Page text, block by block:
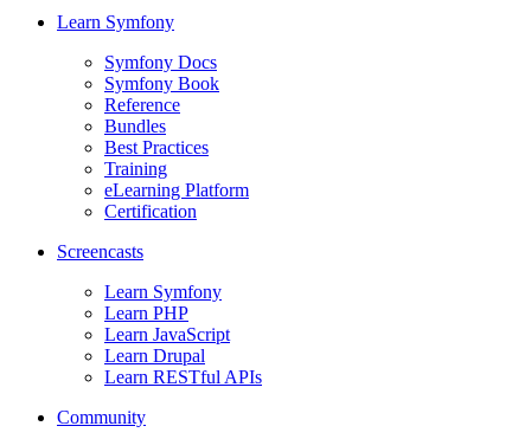
Learn Symfony
Symfony Docs
Symfony Book
Reference
Bundles
Best Practices
Training
eLearning Platform
Certification
Screencasts
Learn Symfony
Learn PHP
Learn JavaScript
Learn Drupal
Learn RESTful APIs
Community